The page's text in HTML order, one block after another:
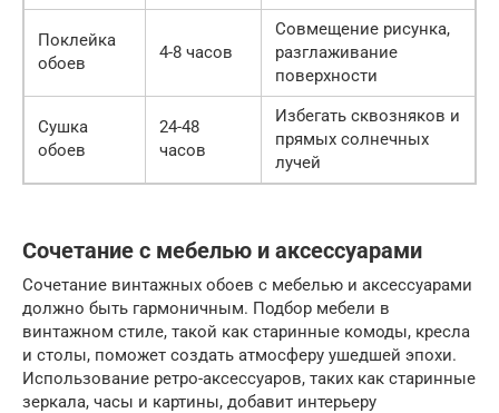
Поклейка
обоев
4-8 часов
Совмещение рисунка,
разглаживание
поверхности
Сушка
обоев
24-48
часов
Избегать сквозняков и
прямых солнечных
лучей
Сочетание с мебелью и аксессуарами
Сочетание винтажных обоев с мебелью и аксессуарами
должно быть гармоничным. Подбор мебели в
винтажном стиле, такой как старинные комоды, кресла
и столы, поможет создать атмосферу ушедшей эпохи.
Использование ретро-аксессуаров, таких как старинные
зеркала, часы и картины, добавит интерьеру